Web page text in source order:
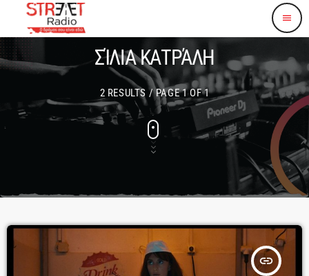
menu
ΣΊΛΙΑ ΚΑΤΡΆΛΗ
2 RESULTS / PAGE 1 OF 1
insert_link